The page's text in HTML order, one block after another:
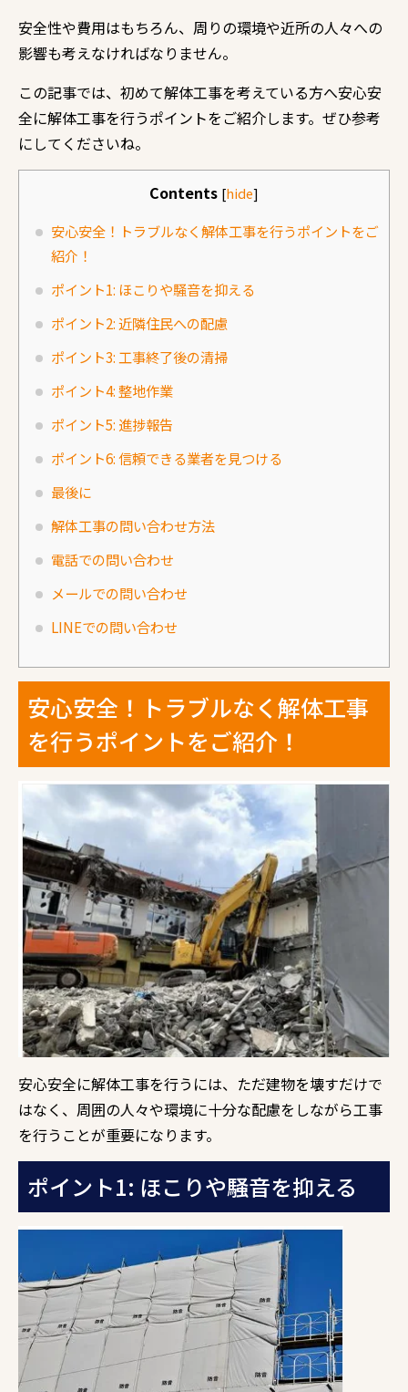
安全性や費用はもちろん、周りの環境や近所の人々への
影響も考えなければなりません。
この記事では、初めて解体工事を考えている方へ安心安
全に解体工事を行うポイントをご紹介します。ぜひ参考
にしてくださいね。
Contents [hide]
安心安全！トラブルなく解体工事を行うポイントをご
紹介！
ポイント1: ほこりや騒音を抑える
ポイント2: 近隣住民への配慮
ポイント3: 工事終了後の清掃
ポイント4: 整地作業
ポイント5: 進捗報告
ポイント6: 信頼できる業者を見つける
最後に
解体工事の問い合わせ方法
電話での問い合わせ
メールでの問い合わせ
LINEでの問い合わせ
安心安全！トラブルなく解体工事
を行うポイントをご紹介！
安心安全に解体工事を行うには、ただ建物を壊すだけで
はなく、周囲の人々や環境に十分な配慮をしながら工事
を行うことが重要になります。
ポイント1: ほこりや騒音を抑える